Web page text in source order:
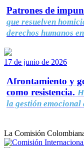
Patrones de
que resuelven
derechos humanos
17 de junio de 2026
Afrontamiento y
como resistencia.
la gestión emocional
La Comisión